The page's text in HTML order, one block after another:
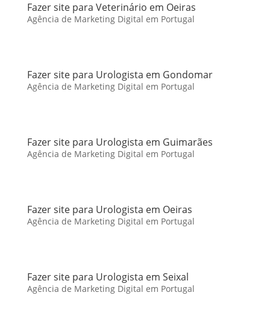
Fazer site para Veterinário em Oeiras
Agência de Marketing Digital em Portugal
Fazer site para Urologista em Gondomar
Agência de Marketing Digital em Portugal
Fazer site para Urologista em Guimarães
Agência de Marketing Digital em Portugal
Fazer site para Urologista em Oeiras
Agência de Marketing Digital em Portugal
Fazer site para Urologista em Seixal
Agência de Marketing Digital em Portugal